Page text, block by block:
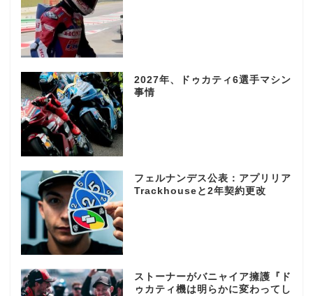
2027年、ドゥカティ6選手マシン
事情
フェルナンデス公表：アプリリア
Trackhouseと2年契約更改
ストーナーがバニャイア擁護『ド
ゥカティ機は明らかに変わってし